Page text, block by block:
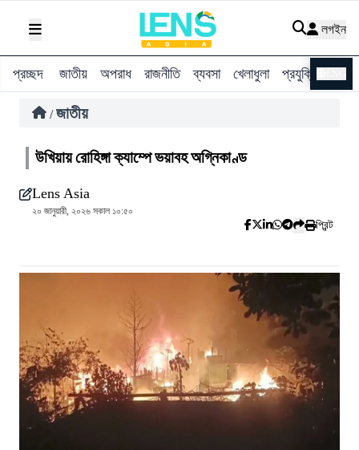
লগইন
প্রচ্ছদ জাতীয় অপরাধ রাজনীতি ব্যবসা খেলাধুলা প্রযুক্তি
/ জাতীয়
উখিয়ায় রোহিঙ্গা ক্যাম্পে ভয়াবহ অগ্নিকাণ্ড
Lens Asia
২০ জানুয়ারী, ২০২৬ সকাল ১০:৫০
প্রিন্ট